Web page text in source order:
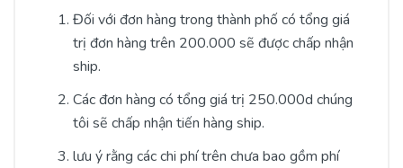
Đối với đơn hàng trong thành phố có tổng giá
trị đơn hàng trên 200.000 sẽ được chấp nhận
ship.
Các đơn hàng có tổng giá trị 250.000d chúng
tôi sẽ chấp nhận tiến hàng ship.
lưu ý rằng các chi phí trên chưa bao gồm phí